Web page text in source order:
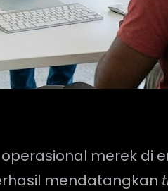
merek di
mendatangkan